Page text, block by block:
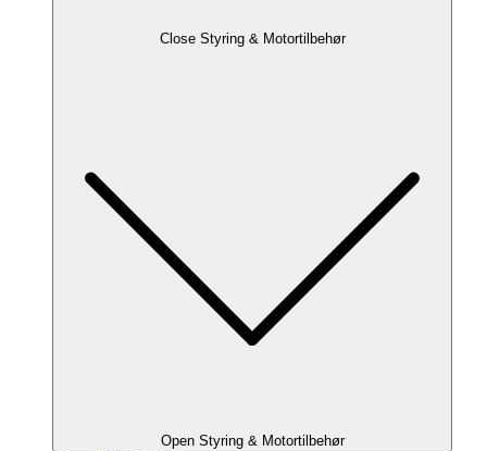
Close Styring & Motortilbehør
Open Styring & Motortilbehør